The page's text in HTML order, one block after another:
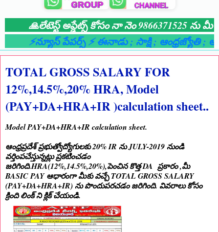
🙏లేటెస్ట్ అప్డేట్స్ కోసం నా నెం 9866371525 ను మీ
⚡న్యూస్ పేపర్స్ ⚡ ఈనాడు; సాక్షి; ఆంధ్రజ్యోతి;
TOTAL GROSS SALARY FOR
12%,14.5%,20% HRA, Model
(PAY+DA+HRA+IR )calculation sheet..
Model PAY+DA+HRA+IR calculation sheet.
ఆంధ్రప్రదేశ్ ప్రభుత్వోద్యోగులకు 20% IR ను JULY-2019 నుండి
వర్తింపచేస్తున్నట్లు ప్రకటించడం
జరిగింది.HRA(12%,14.5%,20%),పెంచిన కొత్త DA ప్రకారం ,మీ
BASIC PAY ఆధారంగా మీకు వచ్చే TOTAL GROSS SALARY
(PAY+DA+HRA+IR) ను పొందుపరచడం జరిగింది. వివరాలు కోసం
క్రింది లింక్ ని క్లిక్ చేయండి.